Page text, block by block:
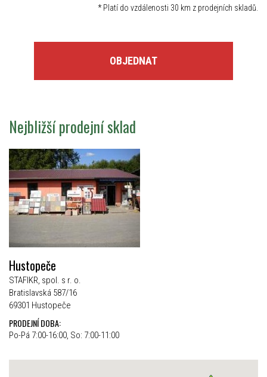
*Platí do vzdálenosti 30 km z prodejních skladů.
OBJEDNAT
Nejbližší prodejní sklad
Hustopeče
STAFIKR, spol. s r. o.
Bratislavská 587/16
69301 Hustopeče
PRODEJNÍ DOBA:
Po-Pá 7:00-16:00, So: 7:00-11:00